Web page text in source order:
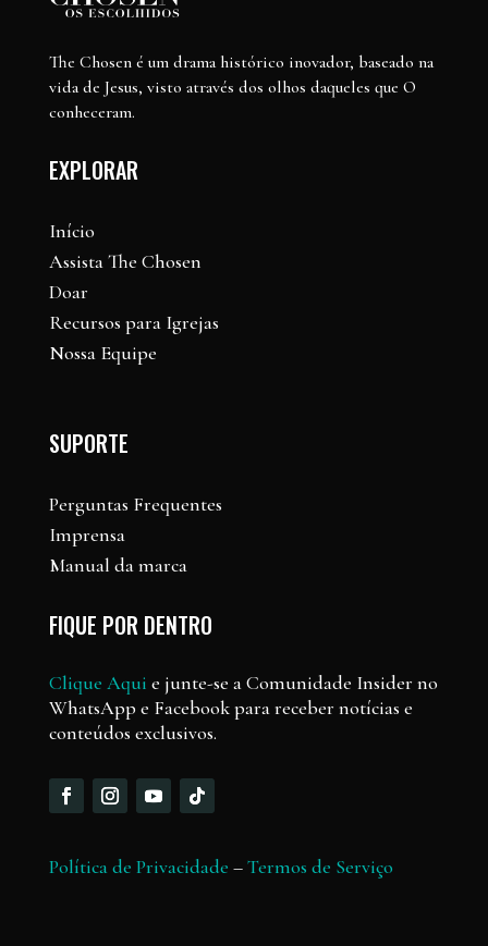
The Chosen é um drama histórico inovador, baseado na
vida de Jesus, visto através dos olhos daqueles que O
conheceram.
EXPLORAR
Início
Assista The Chosen
Doar
Recursos para Igrejas
Nossa Equipe
SUPORTE
Perguntas Frequentes
Imprensa
Manual da marca
FIQUE POR DENTRO
Clique Aqui e junte-se a Comunidade Insider no
WhatsApp e Facebook para receber notícias e
conteúdos exclusivos.
Política de Privacidade –Termos de Serviço